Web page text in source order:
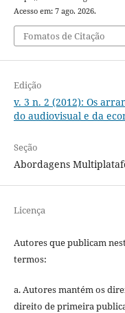
Acesso em: 7 ago. 2026.
Fomatos de Citação
Edição
v. 3 n. 2 (2012): Os
do audiovisual e da
Seção
Abordagens
Licença
Autores que publicam
termos:
a. Autores mantém os
direito de primeira